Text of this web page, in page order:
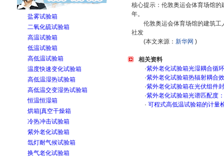
盐雾试验箱
二氧化硫试验箱
高温试验箱
低温试验箱
高低温试验箱
温度快速变化试验箱
高低温湿热试验箱
高低温交变湿热试验箱
恒温恒湿箱
烘箱|真空干燥箱
冷热冲击试验箱
紫外老化试验箱
氙灯耐气候试验箱
换气老化试验箱
核心提示：伦敦奥运会体育场馆的
年。
伦敦奥运会体育场馆的建筑工
社发
(本文来源： 新华网 )
相关资料
·紫外老化试验箱光湿耦合循
·紫外老化试验箱热辐射耦合
·紫外老化试验箱在光伏组件
·紫外老化试验箱光谱匹配度
· 可程式高低温试验箱的计量